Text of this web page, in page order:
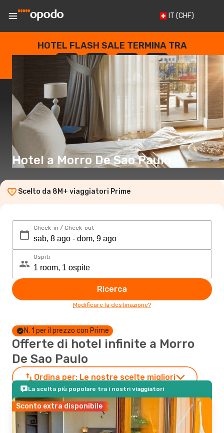
IT (CHF)
HOTEL FLASH SALE TERMINA TRA
--
GIORNI
: --
ORE
: --
SECONDI
Hotel a Morro De Sao Paulo
Scelto da 8M+ viaggiatori Prime
Check-in / Check-out
Ospiti
Ricerca
Modificare la destinazione?
N. 1 per il prezzo con Prime
Offerte di hotel infinite a Morro
De Sao Paulo
Ordina per: Le nostre scelte migliori
La scelta più popolare tra i nostri viaggiatori
Sconto extra disponibile